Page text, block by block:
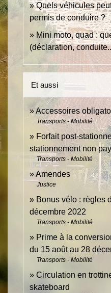
Quels véhicules
permis de conduire ?
Mini moto, quad :
(déclaration,
Et aussi
Accessoires
Transports - Mobilité
Forfait post-
stationnement non
Transports - Mobilité
Amendes
Justice
Bonus vélo : règles
décembre 2022
Transports - Mobilité
Prime à la
du 15 août au 28
Transports - Mobilité
Circulation en
skateboard